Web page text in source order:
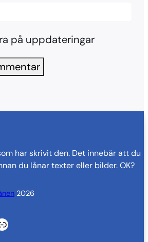
på uppdateringar
har skrivit den. Det innebär att du
du lånar texter eller bilder. OK?
2026